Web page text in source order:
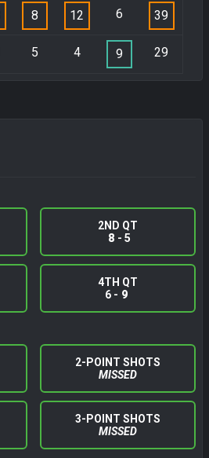
8 12 6 39
5 4 9 29
2ND QT
8 - 5
4TH QT
6 - 9
2-POINT SHOTS
MISSED
3-POINT SHOTS
MISSED